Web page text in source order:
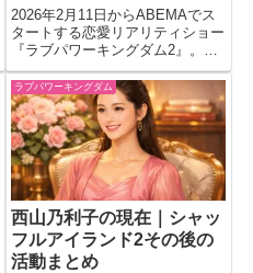
の素顔とは
2026年2月11日からABEMAでス
タートする恋愛リアリティショー
『ラブパワーキングダム2』。そ
の出演者の中でも、ひときわ異彩
を放つのが岩城滉太（こうた）で
す。33歳という年長メンバーで
ありながら、俳優・会社経営者・
熱波師という「三刀流」...
ラブパワーキングダム
西山乃利子の現在｜シャッ
フルアイランド2その後の
活動まとめ